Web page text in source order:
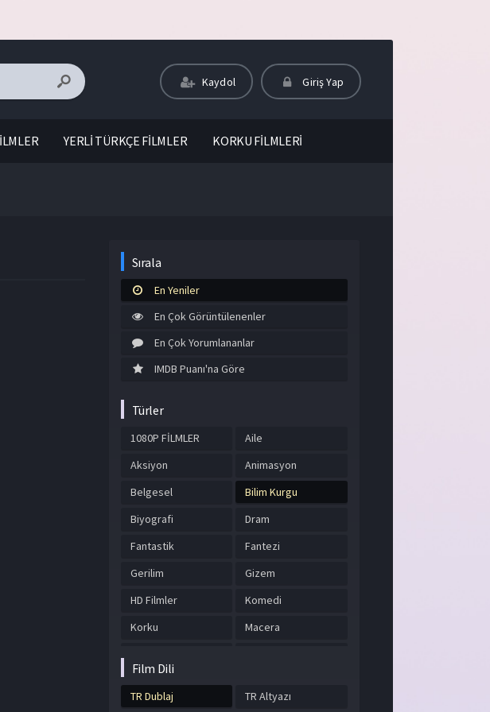
Kaydol Giriş Yap
YERLİ TÜRKÇE FİLMLER KORKU FİLMLERİ
Sırala
En Yeniler
En Çok Görüntülenenler
En Çok Yorumlananlar
IMDB Puanı'na Göre
Türler
1080P FİLMLER
Aile
Aksiyon
Animasyon
Belgesel
Bilim Kurgu
Biyografi
Dram
Fantastik
Fantezi
Gerilim
Gizem
HD Filmler
Komedi
Korku
Macera
Suç
Film Dili
TR Dublaj TR Altyazı